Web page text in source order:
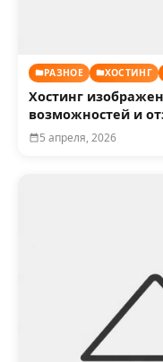
РАЗНОЕ ХОСТИНГ
Хостинг
возможностей и
5 апреля, 2026